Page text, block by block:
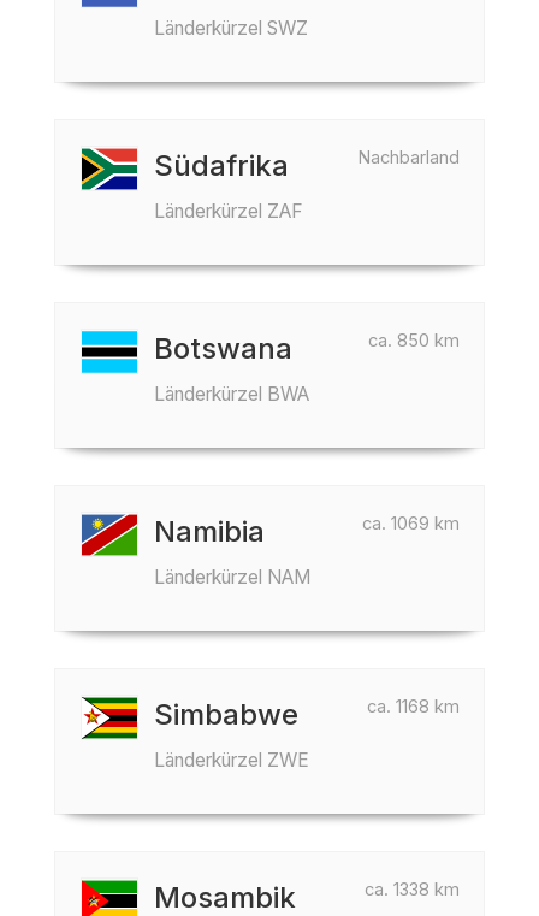
Länderkürzel SWZ
Nachbarland
Südafrika
Länderkürzel ZAF
ca. 850 km
Botswana
Länderkürzel BWA
ca. 1069 km
Namibia
Länderkürzel NAM
ca. 1168 km
Simbabwe
Länderkürzel ZWE
ca. 1338 km
Mosambik